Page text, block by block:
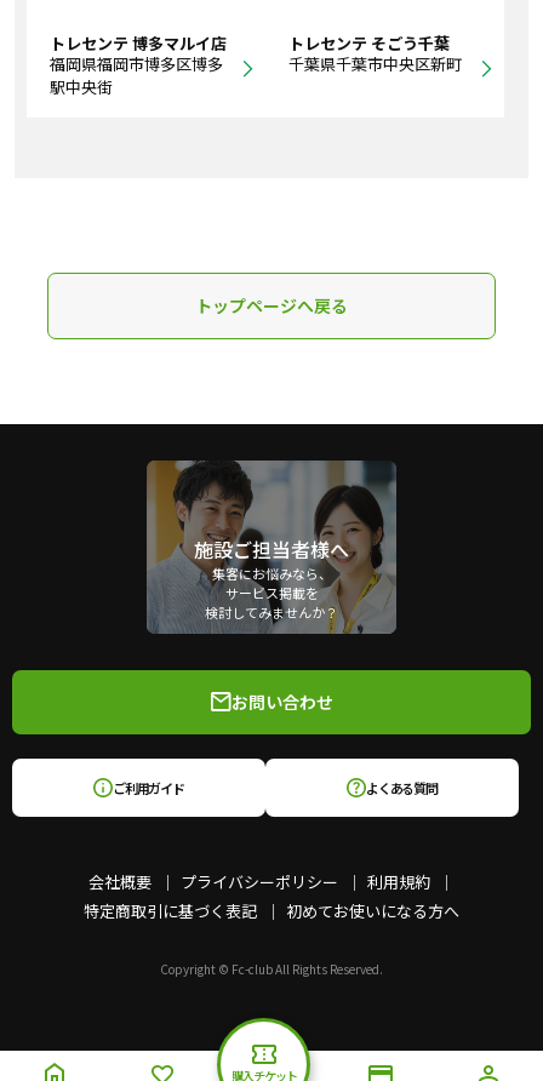
トレセンテ 博多マルイ店
福岡県福岡市博多区博多
駅中央街
トレセンテ そごう千葉
千葉県千葉市中央区新町
トップページへ戻る
施設ご担当者様へ
集客にお悩みなら、
サービス掲載を
検討してみませんか？
会社概要 プライバシーポリシー
利用規約
特定商取引に基づく表記
初めてお使いになる方へ
お問い合わせ
ご利用ガイド よくある質問
Copyright © Fc-club All Rights Reserved.
購入チケット